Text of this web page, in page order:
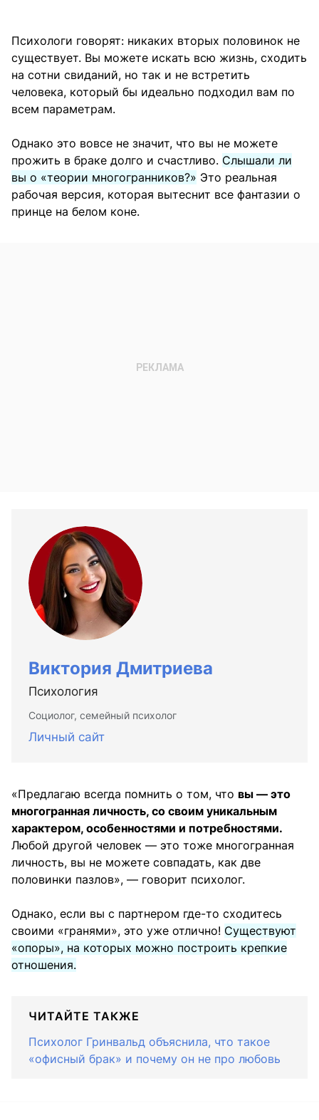
Психологи говорят: никаких вторых половинок не
существует. Вы можете искать всю жизнь, сходить
на сотни свиданий, но так и не встретить
человека, который бы идеально подходил вам по
всем параметрам.
Однако это вовсе не значит, что вы не можете
прожить в браке долго и счастливо. Слышали ли
вы о «теории многогранников?» Это реальная
рабочая версия, которая вытеснит все фантазии о
принце на белом коне.
Виктория Дмитриева
Психология
Социолог, семейный психолог
Личный сайт
«Предлагаю всегда помнить о том, что вы — это
многогранная личность, со своим уникальным
характером, особенностями и потребностями.
Любой другой человек — это тоже многогранная
личность, вы не можете совпадать, как две
половинки пазлов», — говорит психолог.
Однако, если вы с партнером где-то сходитесь
своими «гранями», это уже отлично! Существуют
«опоры», на которых можно построить крепкие
отношения.
ЧИТАЙТЕ ТАКЖЕ
Психолог Гринвальд объяснила, что такое
«офисный брак» и почему он не про любовь